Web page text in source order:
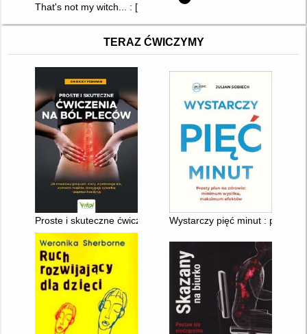
That's not my witch... : [her dress is too silky.]
TERAZ ĆWICZYMY
Proste i skuteczne ćwiczenia na ból pleców : 20-minutowy
Wystarczy pięć minut : prosty